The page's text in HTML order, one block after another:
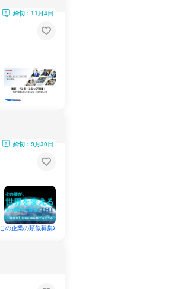
締切：11月4日
締切：9月30日
この企業の類似募集